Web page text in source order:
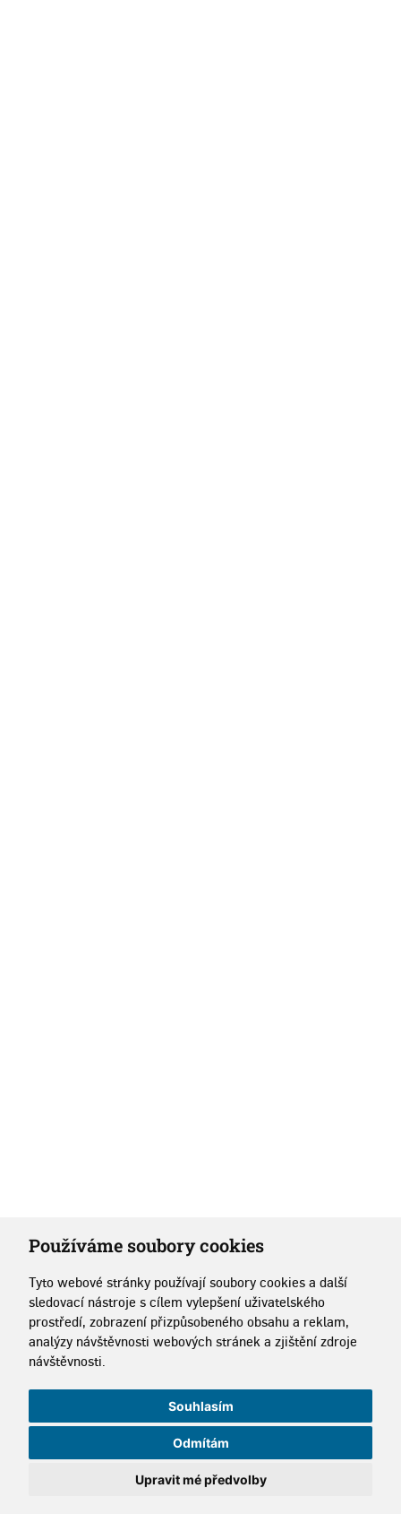
Používáme soubory cookies
Tyto webové stránky používají soubory cookies a další
sledovací nástroje s cílem vylepšení uživatelského
prostředí, zobrazení přizpůsobeného obsahu a reklam,
analýzy návštěvnosti webových stránek a zjištění zdroje
návštěvnosti.
Souhlasím
Odmítám
Upravit mé předvolby